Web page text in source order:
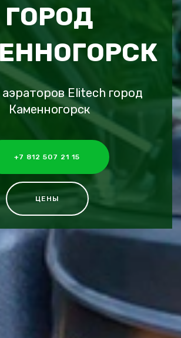
ГОРОД
Elitech город
Каменногорск
+7 812 507 21 15
ЦЕНЫ